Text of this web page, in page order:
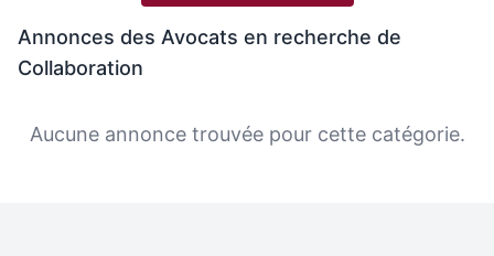
Annonces des Avocats en recherche de
Collaboration
Aucune annonce trouvée pour cette catégorie.